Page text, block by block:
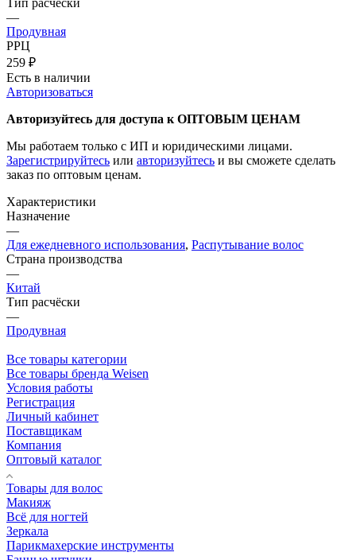
—
Продувная
РРЦ
259 ₽
Есть в наличии
Авторизоваться
Авторизуйтесь для доступа к ОПТОВЫМ ЦЕНАМ
Мы работаем только с ИП и юридическими лицами.
Зарегистрируйтесь или авторизуйтесь и вы сможете сделать
заказ по оптовым ценам.
Характеристики
Назначение
—
Для ежедневного использования, Распутывание волос
Страна производства
—
Китай
Тип расчёски
—
Продувная
Все товары категории
Все товары бренда Weisen
Условия работы
Регистрация
Личный кабинет
Поставщикам
Компания
Оптовый каталог
Товары для волос
Макияж
Всё для ногтей
Зеркала
Парикмахерские инструменты